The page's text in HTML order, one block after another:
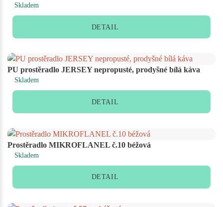
Skladem
DETAIL
PU prostěradlo JERSEY nepropusté, prodyšné bílá káva
Skladem
DETAIL
Prostěradlo MIKROFLANEL č.10 béžová
Skladem
DETAIL